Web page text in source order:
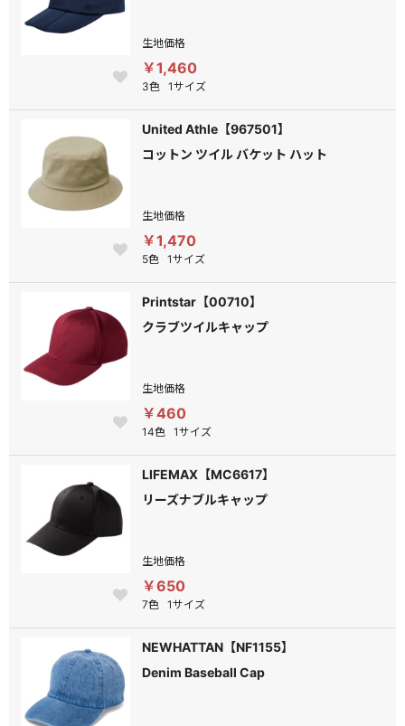
生地価格
￥1,460
3色 1サイズ
United Athle【967501】
コットン ツイル バケット ハット
生地価格
￥1,470
5色 1サイズ
Printstar【00710】
クラブツイルキャップ
生地価格
￥460
14色 1サイズ
LIFEMAX【MC6617】
リーズナブルキャップ
生地価格
￥650
7色 1サイズ
NEWHATTAN【NF1155】
Denim Baseball Cap